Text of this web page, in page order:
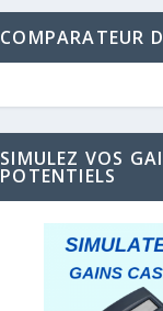
COMPARATEUR
SIMULEZ VOS
POTENTIELS